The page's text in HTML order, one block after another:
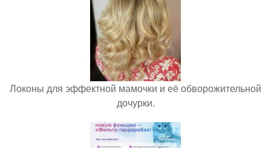
Локоны для эффектной мамочки и её обворожительной
дочурки.